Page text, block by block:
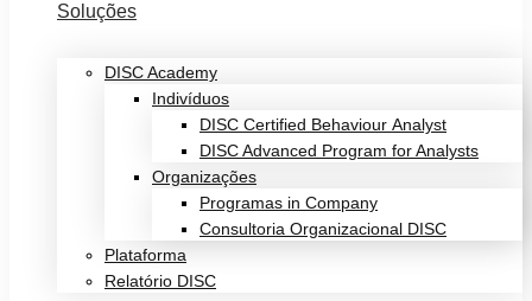
Soluções
DISC Academy
Indivíduos
DISC Certified Behaviour Analyst
DISC Advanced Program for Analysts
Organizações
Programas in Company
Consultoria Organizacional DISC
Plataforma
Relatório DISC